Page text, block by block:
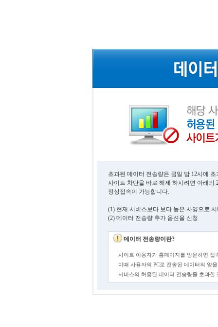
초과된 데이터 전송량은 금일 밤 12시에
사이트 차단을 바로 해제 하시려면 아래의
정상접속이 가능합니다.
(1) 현재 서비스보다 보다 높은 사양으로
(2) 데이터 전송량 추가 옵션을 신청
데이터 전송량이란?
사이트 이용자가 홈페이지를 방문하면 접
이때 사용자의 PC로 전송된 데이터의 양
서비스의 허용된 데이터 전송량을 초과